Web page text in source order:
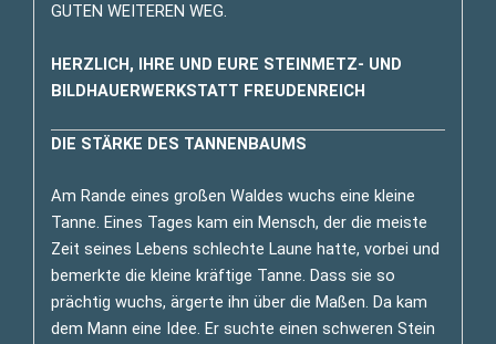
GUTEN WEITEREN WEG.
HERZLICH, IHRE UND EURE STEINMETZ- UND
BILDHAUERWERKSTATT FREUDENREICH
DIE STÄRKE DES TANNENBAUMS
Am Rande eines großen Waldes wuchs eine kleine
Tanne. Eines Tages kam ein Mensch, der die meiste
Zeit seines Lebens schlechte Laune hatte, vorbei und
bemerkte die kleine kräftige Tanne. Dass sie so
prächtig wuchs, ärgerte ihn über die Maßen. Da kam
dem Mann eine Idee. Er suchte einen schweren Stein